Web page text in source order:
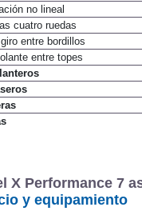
no lineal
cuatro ruedas
entre bordillos
entre topes
X Performance 7
y equipamiento